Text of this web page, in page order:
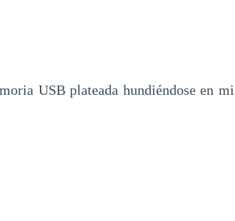
USB plateada hundiéndose en mi